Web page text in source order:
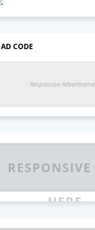
AD CODE
Responsive
RESPONSIVE
HERE